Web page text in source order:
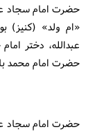
حضرت امام سجاد
«ام ولد» (کنیز)
عبدالله، دختر
حضرت امام محمد
حضرت امام سجاد